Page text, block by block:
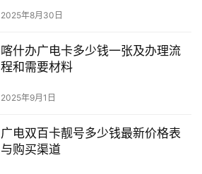
2025年8月30日
喀什办广电卡多少钱一张及办理流
程和需要材料
2025年9月1日
广电双百卡靓号多少钱最新价格表
与购买渠道